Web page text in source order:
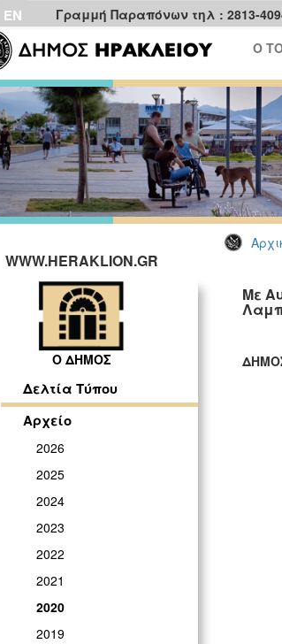
EN Γραμμή Παραπόνων τηλ : 2813-
Ο
WWW.HERAKLION.GR
Ο ΔΗΜΟΣ
Δελτία Τύπου
Αρχείο
2026
2025
2024
2023
2022
2021
2020
2019
Με